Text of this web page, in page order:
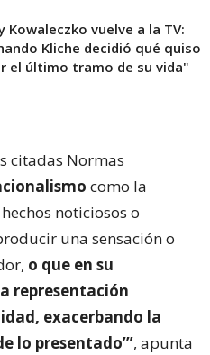
Kowaleczko vuelve a la TV:
Kliche decidió qué quiso
el último tramo de su vida"
citadas Normas
como la
noticiosos o
una sensación o
o que en su
representación
exacerbando la
lo presentado’”, apunta